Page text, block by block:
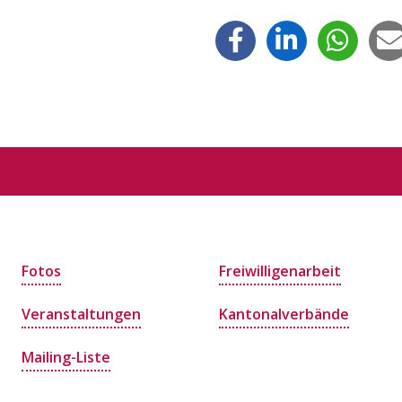
Fotos
Veranstaltungen
Mailing-Liste
Freiwilligenarbeit
Kantonalverbände